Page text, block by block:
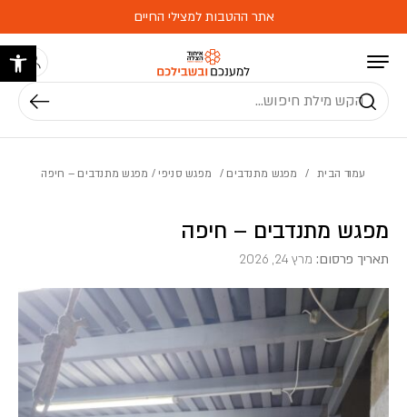
אתר ההטבות למצילי החיים
חיפוש
עמוד הבית / מפגש מתנדבים / מפגש סניפי / מפגש מתנדבים – חיפה
מפגש מתנדבים – חיפה
תאריך פרסום:מרץ 24, 2026